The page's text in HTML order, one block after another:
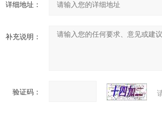
详细地址：
补充说明：
验证码：